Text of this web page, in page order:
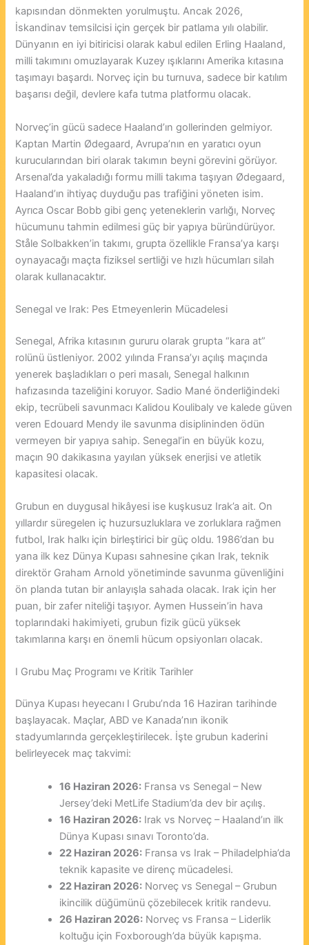
kapısından dönmekten yorulmuştu. Ancak 2026,
İskandinav temsilcisi için gerçek bir patlama yılı olabilir.
Dünyanın en iyi bitiricisi olarak kabul edilen Erling Haaland,
milli takımını omuzlayarak Kuzey ışıklarını Amerika kıtasına
taşımayı başardı. Norveç için bu turnuva, sadece bir katılım
başarısı değil, devlere kafa tutma platformu olacak.
Norveç’in gücü sadece Haaland’ın gollerinden gelmiyor.
Kaptan Martin Ødegaard, Avrupa’nın en yaratıcı oyun
kurucularından biri olarak takımın beyni görevini görüyor.
Arsenal’da yakaladığı formu milli takıma taşıyan Ødegaard,
Haaland’ın ihtiyaç duyduğu pas trafiğini yöneten isim.
Ayrıca Oscar Bobb gibi genç yeteneklerin varlığı, Norveç
hücumunu tahmin edilmesi güç bir yapıya büründürüyor.
Ståle Solbakken’in takımı, grupta özellikle Fransa’ya karşı
oynayacağı maçta fiziksel sertliği ve hızlı hücumları silah
olarak kullanacaktır.
Senegal ve Irak: Pes Etmeyenlerin Mücadelesi
Senegal, Afrika kıtasının gururu olarak grupta “kara at”
rolünü üstleniyor. 2002 yılında Fransa’yı açılış maçında
yenerek başladıkları o peri masalı, Senegal halkının
hafızasında tazeliğini koruyor. Sadio Mané önderliğindeki
ekip, tecrübeli savunmacı Kalidou Koulibaly ve kalede güven
veren Edouard Mendy ile savunma disiplininden ödün
vermeyen bir yapıya sahip. Senegal’in en büyük kozu,
maçın 90 dakikasına yayılan yüksek enerjisi ve atletik
kapasitesi olacak.
Grubun en duygusal hikâyesi ise kuşkusuz Irak’a ait. On
yıllardır süregelen iç huzursuzluklara ve zorluklara rağmen
futbol, Irak halkı için birleştirici bir güç oldu. 1986’dan bu
yana ilk kez Dünya Kupası sahnesine çıkan Irak, teknik
direktör Graham Arnold yönetiminde savunma güvenliğini
ön planda tutan bir anlayışla sahada olacak. Irak için her
puan, bir zafer niteliği taşıyor. Aymen Hussein’in hava
toplarındaki hakimiyeti, grubun fizik gücü yüksek
takımlarına karşı en önemli hücum opsiyonları olacak.
I Grubu Maç Programı ve Kritik Tarihler
Dünya Kupası heyecanı I Grubu’nda 16 Haziran tarihinde
başlayacak. Maçlar, ABD ve Kanada’nın ikonik
stadyumlarında gerçekleştirilecek. İşte grubun kaderini
belirleyecek maç takvimi:
16 Haziran 2026: Fransa vs Senegal – New
Jersey’deki MetLife Stadium’da dev bir açılış.
16 Haziran 2026: Irak vs Norveç – Haaland’ın ilk
Dünya Kupası sınavı Toronto’da.
22 Haziran 2026: Fransa vs Irak – Philadelphia’da
teknik kapasite ve direnç mücadelesi.
22 Haziran 2026: Norveç vs Senegal – Grubun
ikincilik düğümünü çözebilecek kritik randevu.
26 Haziran 2026: Norveç vs Fransa – Liderlik
koltuğu için Foxborough’da büyük kapışma.